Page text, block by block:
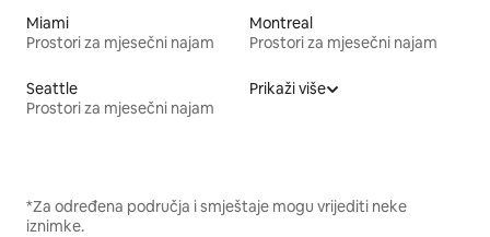
Miami
Prostori za mjesečni najam
Montreal
Prostori za mjesečni najam
Seattle
Prostori za mjesečni najam
Prikaži više
*Za određena područja i smještaje mogu vrijediti neke
iznimke.